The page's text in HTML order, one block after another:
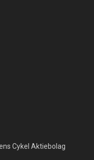
Cykel Aktiebolag